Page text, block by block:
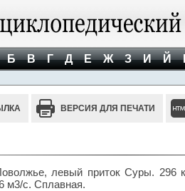
Б В Г Д Е Ж З И Й
ВЕРСИЯ ДЛЯ ПЕЧАТИ
левый приток Суры. 296
м3/с. Сплавная.